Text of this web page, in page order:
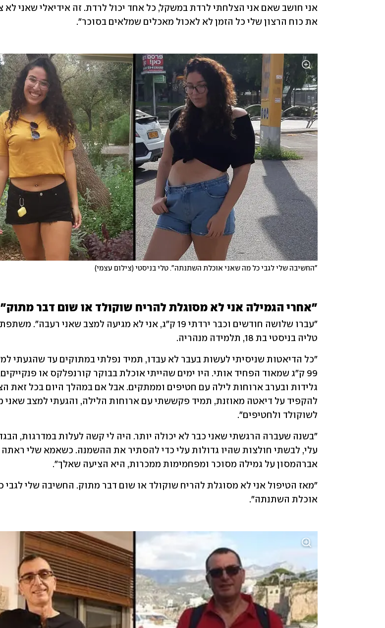
את כוח הרצון שלי כל הזמן לא לאכול מאכלים שמלאים בסוכר".
"החשיבה שלי לגבי כל מה שאני אוכלת השתנתה". טלי בניסטי (צילום עצמי)
"אחרי הגמילה אני לא מסוגלת להריח שוקולד או שום דבר מתוק"
טליה בניסטי בת 18, תלמידה מנהריה.
לשוקולד ולחטיפים".
אברהמסון על גמילה מסוכר ומפחמימות ממכרות, היא הציעה שאלך".
אוכלת השתנתה".